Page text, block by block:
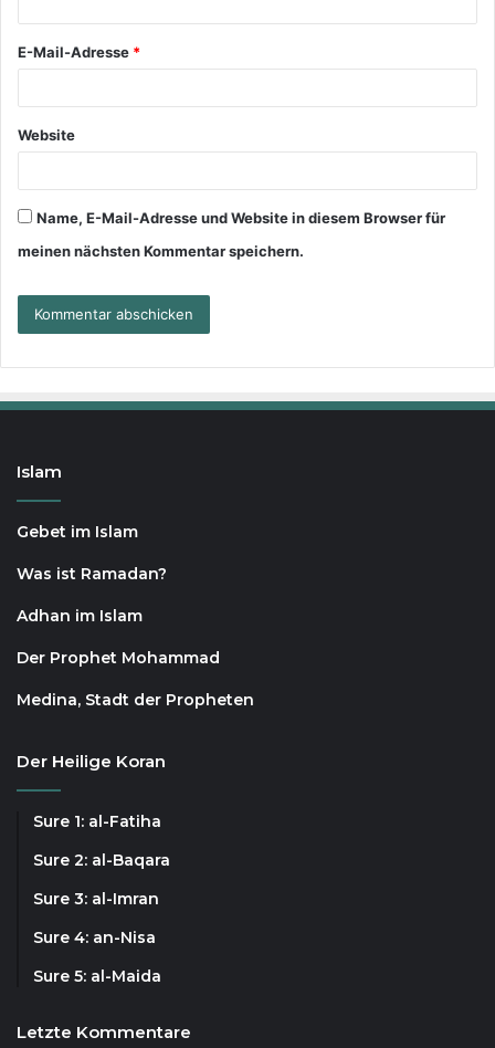
E-Mail-Adresse *
Website
Name, E-Mail-Adresse und Website in diesem Browser für
meinen nächsten Kommentar speichern.
Islam
Gebet im Islam
Was ist Ramadan?
Adhan im Islam
Der Prophet Mohammad
Medina, Stadt der Propheten
Der Heilige Koran
Sure 1: al-Fatiha
Sure 2: al-Baqara
Sure 3: al-Imran
Sure 4: an-Nisa
Sure 5: al-Maida
Letzte Kommentare